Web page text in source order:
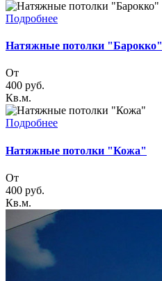
Подробнее
Натяжные потолки "Барокко"
От
400 руб.
Кв.м.
Подробнее
Натяжные потолки "Кожа"
От
400 руб.
Кв.м.